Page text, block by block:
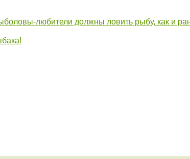
любители должны ловить рыбу, как и